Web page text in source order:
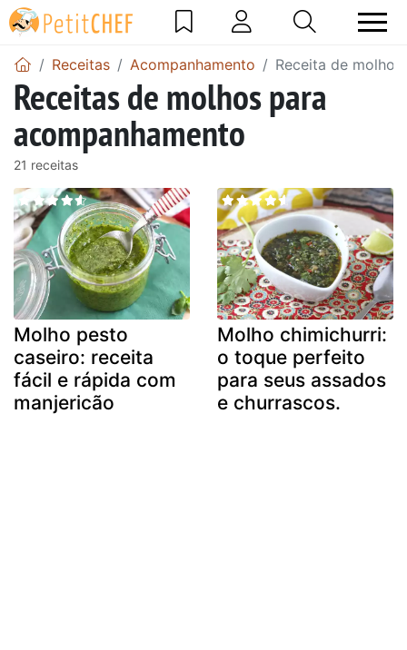
Receitas Acompanhamento Receita de molho
Receitas de molhos para
acompanhamento
21 receitas
Molho pesto
caseiro: receita
fácil e rápida com
manjericão
Molho chimichurri:
o toque perfeito
para seus assados
e churrascos.